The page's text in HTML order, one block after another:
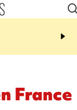
20:44
rouée de coups,
France